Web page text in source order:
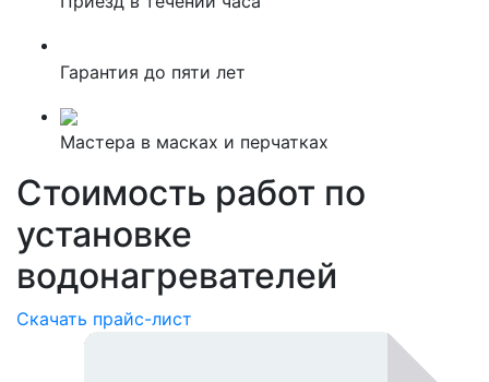
Гарантия до пяти лет
Мастера в масках и перчатках
Стоимость работ по
установке
водонагревателей
Скачать прайс-лист